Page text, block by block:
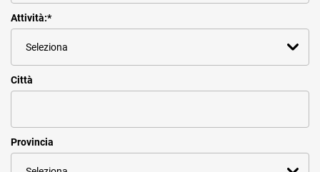
Attività:*
Città
Provincia